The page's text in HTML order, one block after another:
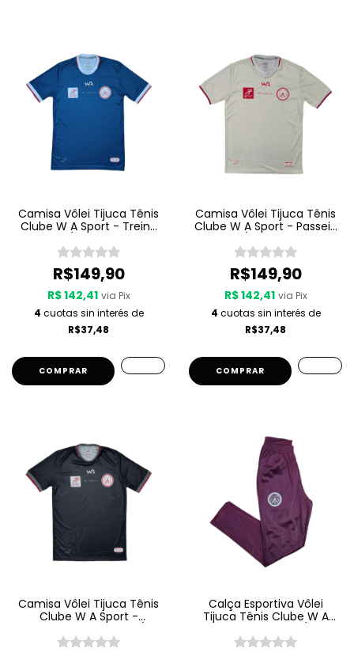
Camisa Vôlei Tijuca Tênis
Clube W A Sport - Treino
R$149,90
R$ 142,41 via Pix
4 cuotas sin interés de
R$37,48
COMPRAR
Camisa Vôlei Tijuca Tênis
Clube W A Sport - Passeio
R$149,90
R$ 142,41 via Pix
4 cuotas sin interés de
R$37,48
COMPRAR
Camisa Vôlei Tijuca Tênis
Clube W A Sport -
- Preto
Calça Esportiva Vôlei
Tijuca Tênis Clube W A
Grená